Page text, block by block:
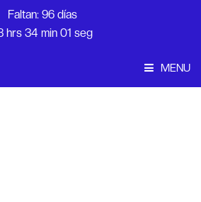
Faltan: 96 días
hrs 34 min 01 seg
MENU